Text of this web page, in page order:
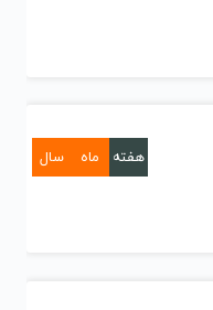
هفته ماه سال